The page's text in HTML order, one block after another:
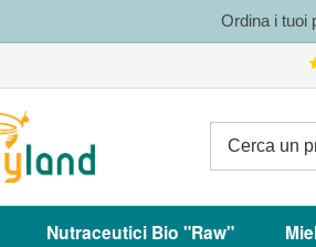
Ordina i tuoi
Nutraceutici Bio "Raw"